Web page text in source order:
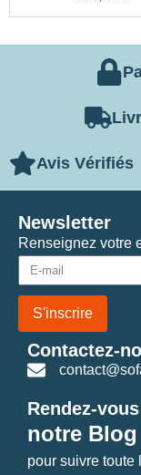
Avis Vérifiés
Renseignez votre
S'inscrire
Newsletter
Contactez-
Rendez-
notre Blog
pour suivre toute